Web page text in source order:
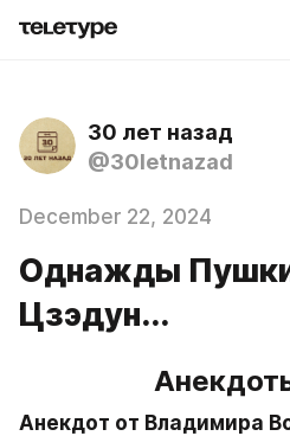
30 лет назад
@30letnazad
December 22, 2024
Однажды
Цзэдун...
Анекдот от Владимира